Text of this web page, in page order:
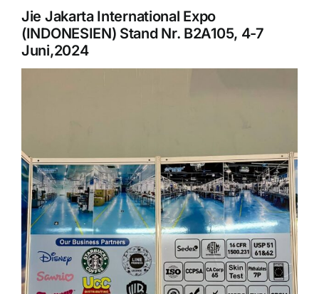
PRODUKTE
OEM&ODM
FAQ
KONTAKTIEREN SIE UNS
Jie Jakarta International Expo
(INDONESIEN) Stand Nr. B2A105, 4-7
Juni,2024